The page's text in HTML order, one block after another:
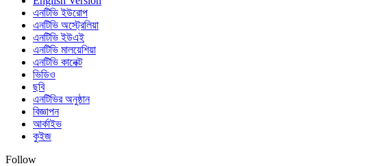
এনটিভি ইউরোপ
এনটিভি অস্ট্রেলিয়া
এনটিভি ইউএই
এনটিভি মালয়েশিয়া
এনটিভি কানেক্ট
ভিডিও
ছবি
এনটিভির অনুষ্ঠান
বিজ্ঞাপন
আর্কাইভ
কুইজ
Follow